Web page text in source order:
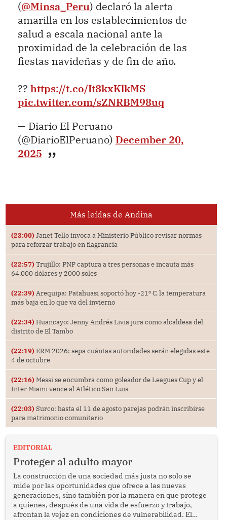
(@Minsa_Peru) declaró la alerta
amarilla en los establecimientos de
salud a escala nacional ante la
proximidad de la celebración de las
fiestas navideñas y de fin de año.
?? https://t.co/It8kxKlkMS
pic.twitter.com/sZNRBM98uq
— Diario El Peruano
(@DiarioElPeruano) December 20,
2025
Más leídas de Andina
(23:00) Janet Tello invoca a Ministerio Público revisar normas
para reforzar trabajo en flagrancia
(22:57) Trujillo: PNP captura a tres personas e incauta más
64,000 dólares y 2000 soles
(22:39) Arequipa: Patahuasi soportó hoy -21⁰ C, la temperatura
más baja en lo que va del invierno
(22:34) Huancayo: Jenny Andrés Livia jura como alcaldesa del
distrito de El Tambo
(22:19) ERM 2026: sepa cuántas autoridades serán elegidas este
4 de octubre
(22:16) Messi se encumbra como goleador de Leagues Cup y el
Inter Miami vence al Atlético San Luis
(22:03) Surco: hasta el 11 de agosto parejas podrán inscribirse
para matrimonio comunitario
EDITORIAL
Proteger al adulto mayor
La construcción de una sociedad más justa no solo se
mide por las oportunidades que ofrece a las nuevas
generaciones, sino también por la manera en que protege
a quienes, después de una vida de esfuerzo y trabajo,
afrontan la vejez en condiciones de vulnerabilidad. El